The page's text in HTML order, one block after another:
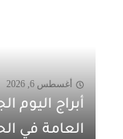
أغسطس 6, 2026
العامة في